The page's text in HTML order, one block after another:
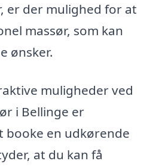
er der mulighed for at
massør, som kan
ønsker.
muligheder ved
i Bellinge er
booke en udkørende
at du kan få